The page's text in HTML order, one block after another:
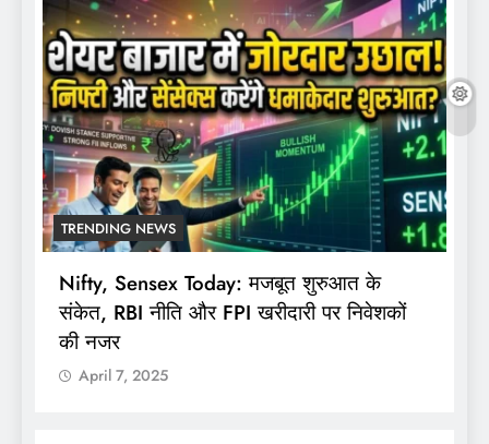
TRENDING NEWS
Nifty, Sensex Today: मजबूत शुरुआत के
संकेत, RBI नीति और FPI खरीदारी पर निवेशकों
की नजर
April 7, 2025